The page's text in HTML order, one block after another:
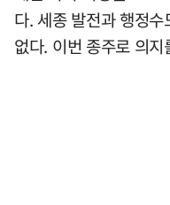
다. 세종 발전과 행정
없다. 이번 종주로 의